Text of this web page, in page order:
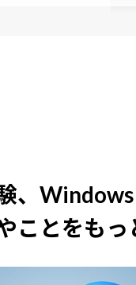
、
ことをもっ